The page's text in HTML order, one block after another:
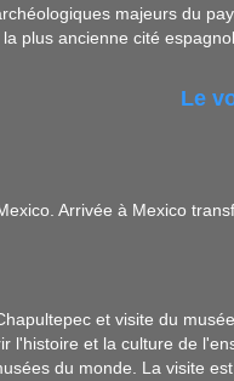
majeurs du
plus ancienne cité
Le
Arrivée à Mexico
et visite du
l'histoire et la culture de
du monde. La visite